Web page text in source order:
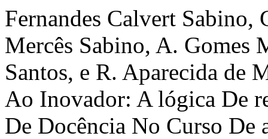
Fernandes Calvert Sabino,
Mercês Sabino, A. Gomes
Santos, e R. Aparecida de
Ao Inovador: A lógica De
De Docência No Curso De